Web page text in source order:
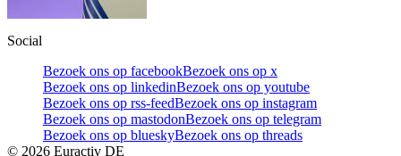
Social
Bezoek ons op facebookBezoek ons op x
Bezoek ons op linkedinBezoek ons op youtube
Bezoek ons op rss-feedBezoek ons op instagram
Bezoek ons op mastodonBezoek ons op telegram
Bezoek ons op blueskyBezoek ons op threads
© 2026 Euractiv DE